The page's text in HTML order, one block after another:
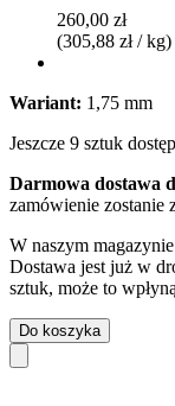
260,00 zł
(305,88 zł / kg)
Wariant: 1,75 mm
Jeszcze 9 sztuk
Darmowa dostawa
zamówienie zostanie
W naszym
Dostawa jest już w
sztuk, może to
Do koszyka